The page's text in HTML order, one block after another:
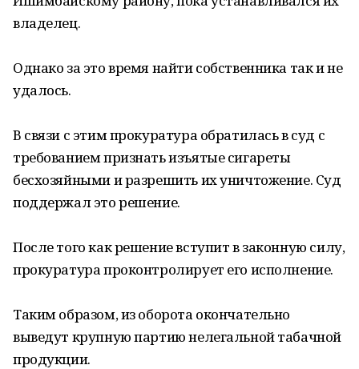
владелец.
Однако за это время найти собственника так и не
удалось.
В связи с этим прокуратура обратилась в суд с
требованием признать изъятые сигареты
бесхозяйными и разрешить их уничтожение. Суд
поддержал это решение.
После того как решение вступит в законную силу,
прокуратура проконтролирует его исполнение.
Таким образом, из оборота окончательно
выведут крупную партию нелегальной табачной
продукции.